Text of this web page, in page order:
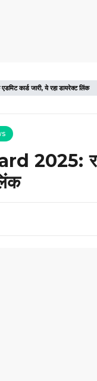
कार्ड जारी, ये रहा डायरेक्ट लिंक
2025: